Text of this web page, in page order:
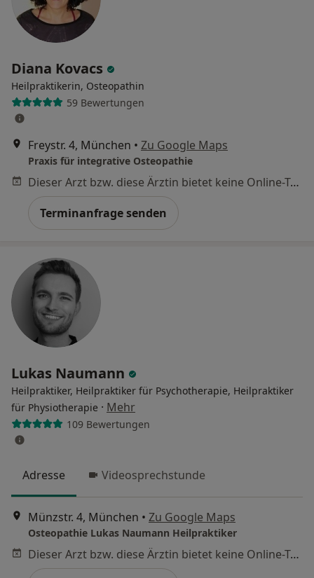
Diana Kovacs
Heilpraktikerin, Osteopathin
59 Bewertungen
Freystr. 4, München • Zu Google Maps
Praxis für integrative Osteopathie
Dieser Arzt bzw. diese Ärztin bietet keine Online-Terminbuchung an diesem Standort an.
Terminanfrage senden
Lukas Naumann
Heilpraktiker, Heilpraktiker für Psychotherapie, Heilpraktiker
für Physiotherapie · Mehr
109 Bewertungen
Adresse Videosprechstunde
Münzstr. 4, München • Zu Google Maps
Osteopathie Lukas Naumann Heilpraktiker
Dieser Arzt bzw. diese Ärztin bietet keine Online-Terminbuchung an diesem Standort an.